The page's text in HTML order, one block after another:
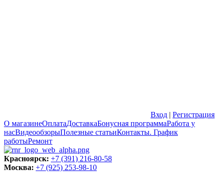
Вход | Регистрация
О магазинеОплатаДоставкаБонусная программаРабота у
насВидеообзорыПолезные статьиКонтакты. График
работыРемонт
Красноярск: +7 (391) 216-80-58
Москва: +7 (925) 253-98-10